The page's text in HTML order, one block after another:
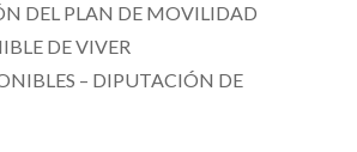
DEL PLAN DE MOVILIDAD
DE VIVER
– DIPUTACIÓN DE